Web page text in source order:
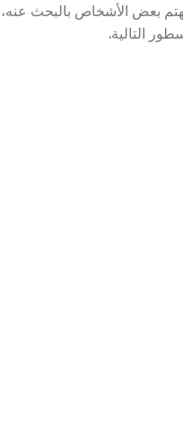
بعض الأشخاص بالبحث
التالية.